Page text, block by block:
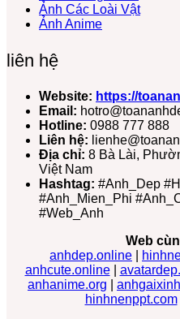
Ảnh Các Loài Vật
Ảnh Anime
liên hệ
Website: https://
Email:
Hotline: 0988 777 888
Liên hệ:
Địa chỉ: 8 Bà Lài,
Việt Nam
Hashtag: #Anh_Dep
#Anh_Mien_Phi
#Web_Anh
Web
anhdep.online
anhcute.online|
anhanime.org
hinhnenppt.com|